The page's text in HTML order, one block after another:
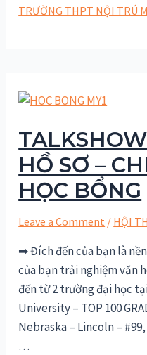
TRƯỜNG THPT NỘI TRÚ
HỒ SƠ –
HỌC BỔNG
Leave a Comment / HỘI
➡ Đích đến của bạn là
của bạn trải nghiệm văn
đến từ 2 trường đại học
University – TOP 100
Nebraska – Lincoln –
…